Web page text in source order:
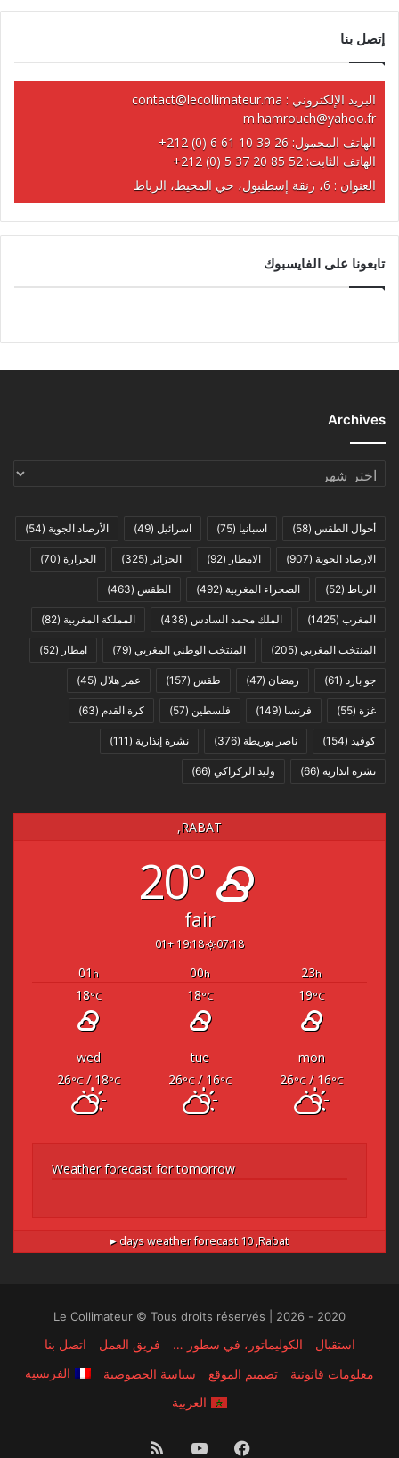
إتصل بنا
البريد الإلكتروني : contact@lecollimateur.ma
m.hamrouch@yahoo.fr
الهاتف المحمول: +212 (0) 6 61 10 39 26
الهاتف الثابت: +212 (0) 5 37 20 85 52
العنوان : 6، زنقة إسطنبول، حي المحيط، الرباط
تابعونا على الفايسبوك
Archives
Archives
أحوال الطقس (58) اسبانيا (75) اسرائيل (49) الأرصاد الجوية (54)
الارصاد الجوية (907) الامطار (92) الجزائر (325) الحرارة (70)
الرباط (52) الصحراء المغربية (492) الطقس (463)
المغرب (1425) الملك محمد السادس (438) المملكة المغربية (82)
المنتخب المغربي (205) المنتخب الوطني المغربي (79) امطار (52)
جو بارد (61) رمضان (47) طقس (157) عمر هلال (45)
غزة (55) فرنسا (149) فلسطين (57) كرة القدم (63)
كوفيد (154) ناصر بوريطة (376) نشرة إنذارية (111)
نشرة انذارية (66) وليد الركراكي (66)
RABAT,
20°
fair
07:18
19:18 +01
23h
00h
01 h
19°C
18°C
18°C
mon
tue
wed
26°C/ 16°C
26°C/ 16°C
26°C/ 18°C
Weather forecast for tomorrow
Rabat,
10 days weather forecast ▸
2020 - 2026 | Le Collimateur © Tous droits réservés
استقبال الكوليماتور، في سطور … فريق العمل
اتصل بنا
معلومات قانونية
تصميم الموقع سياسة الخصوصية
الفرنسية
العربية
فيسبوك ‫YouTube